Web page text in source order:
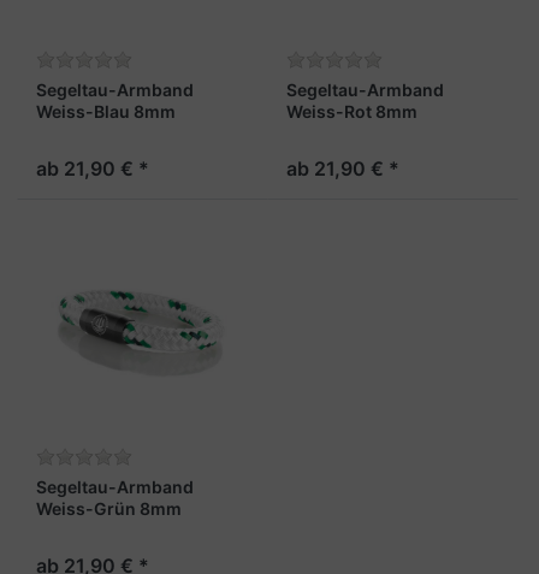
Segeltau-Armband
Weiss-Blau 8mm
ab 21,90 € *
Segeltau-Armband
Weiss-Rot 8mm
ab 21,90 € *
Segeltau-Armband
Weiss-Grün 8mm
ab 21,90 € *